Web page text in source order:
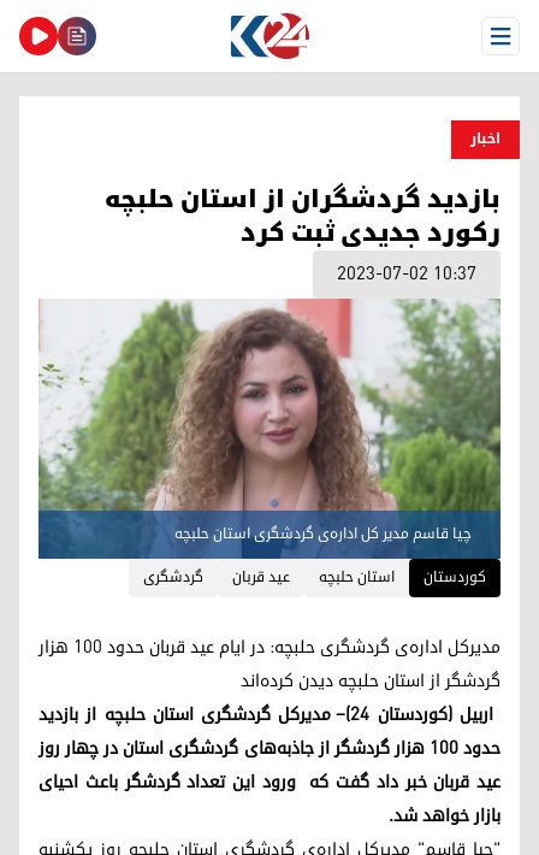
Open Menu
اخبار
بازدید گردشگران از استان حلبچه
رکورد جدیدی ثبت کرد
2023-07-02 10:37
چیا قاسم مدیر کل اداره‌ی گردشگری استان حلبچه
کوردستان
استان حلبچه عید قربان گردشگری
مدیرکل اداره‌ی گردشگری حلبچه: در ایام عید قربان حدود ١٠٠ هزار
گردشگر از استان حلبچه دیدن کرده‌اند
اربیل (کوردستان ۲۴)– مدیرکل گردشگری استان حلبچه از بازدید
حدود ۱۰۰ هزار گردشگر از جاذبه‌های گردشگری استان در چهار روز
عید قربان خبر داد گفت که ورود این تعداد گردشگر باعث احیای
بازار خواهد شد.